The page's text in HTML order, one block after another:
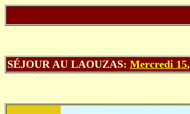
SÉJOURAU LAOUZAS: Mercredi 15,